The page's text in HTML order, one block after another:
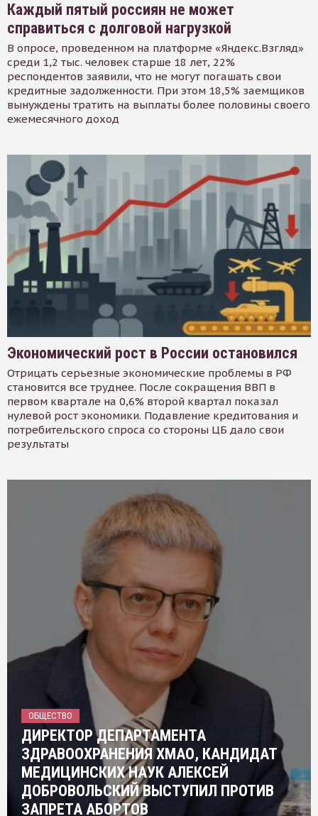
Каждый пятый россиян не может
справиться с долговой нагрузкой
В опросе, проведенном на платформе «Яндекс.Взгляд»
среди 1,2 тыс. человек старше 18 лет, 22%
респондентов заявили, что не могут погашать свои
кредитные задолженности. При этом 18,5% заемщиков
вынуждены тратить на выплаты более половины своего
ежемесячного доход
Экономический рост в России остановился
Отрицать серьезные экономические проблемы в РФ
становится все труднее. После сокращения ВВП в
первом квартале на 0,6% второй квартал показал
нулевой рост экономики. Подавление кредитования и
потребительского спроса со стороны ЦБ дало свои
результаты
ОБЩЕСТВО
ДИРЕКТОР ДЕПАРТАМЕНТА
ЗДРАВООХРАНЕНИЯ ХМАО, КАНДИДАТ
МЕДИЦИНСКИХ НАУК АЛЕКСЕЙ
ДОБРОВОЛЬСКИЙ ВЫСТУПИЛ ПРОТИВ
ЗАПРЕТА АБОРТОВ